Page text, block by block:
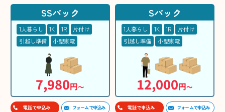
SSパック
1人暮らし 1K 1R
片付け
引越し準備
小型家電
7,980円〜
電話で申込み フォームで申込み
Sパック
1人暮らし 1K 1R
片付け
引越し準備
小型家電
12,000円〜
電話で申込み フォームで申込み